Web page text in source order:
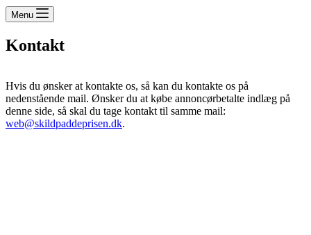
Menu
Kontakt
Hvis du ønsker at kontakte os, så kan du kontakte os på
nedenstående mail. Ønsker du at købe annoncørbetalte indlæg på
denne side, så skal du tage kontakt til samme mail:
web@skildpaddeprisen.dk.